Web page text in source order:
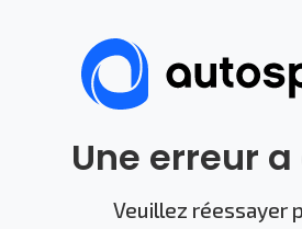
Une erreur
Veuillez réessayer